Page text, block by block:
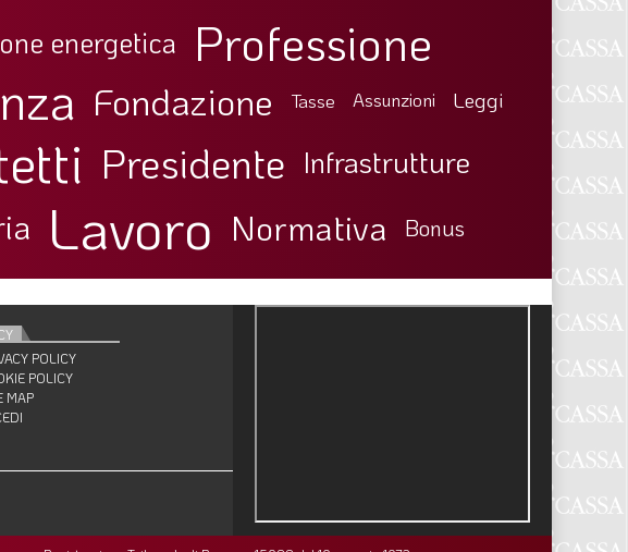
energetica Professione
Fondazione Tasse Assunzioni Leggi
Presidente Infrastrutture
Lavoro Normativa Bonus
POLICY
POLICY
MAP